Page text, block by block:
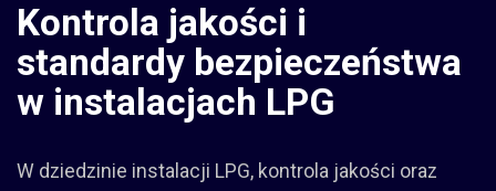
Kontrola jakości i
standardy bezpieczeństwa
w instalacjach LPG
W dziedzinie instalacji LPG, kontrola jakości oraz